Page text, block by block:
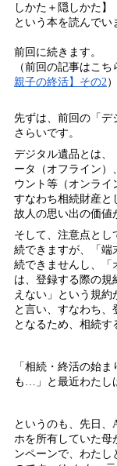
しかた＋隠しかた】
という本を読んでい
前回に続きます。
（前回の記事はこ
親子の終活】その2）
先ずは、前回の「デ
さらいです。
デジタル遺品とは、
ータ（オフライン）
ウント等（オンライ
すなわち相続財産と
故人の思い出の価値
そして、注意点とし
続できますが、「端
続できませんし、「
は、登録する際の規
えない」という規約
と言い、すなわち、
となるため、相続す
「相続・終活の始
も…」と最近わたし
というのも、先日、
ホを所有していた母
ンペーンで、わたし